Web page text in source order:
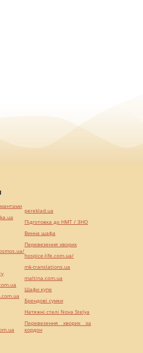
pereklad.ua
Підготовка до НМТ / ЗНО
Винна шафа
Перевезення хворих
hospice-life.com.ua/
mk-translations.ua
maltina.com.ua
Шафи купе
Брендові сумки
Натяжні стелі Nova Stelya
Перевезення хворих за
кордон